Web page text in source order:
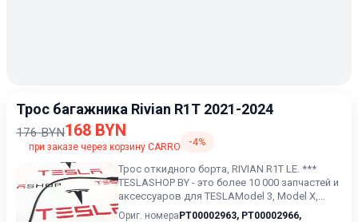
Трос багажника Rivian R1T 2021-2024
176 BYN168 BYN
при заказе через корзину CARRO -4%
Трос откидного борта, RIVIAN R1T LE. ***
TESLASHOP BY - это более 10 000 запчастей и
аксессуаров для TESLAModel 3, Model X,
Model S, Model Y...
Ориг. номера PT00002963, PT00002966,